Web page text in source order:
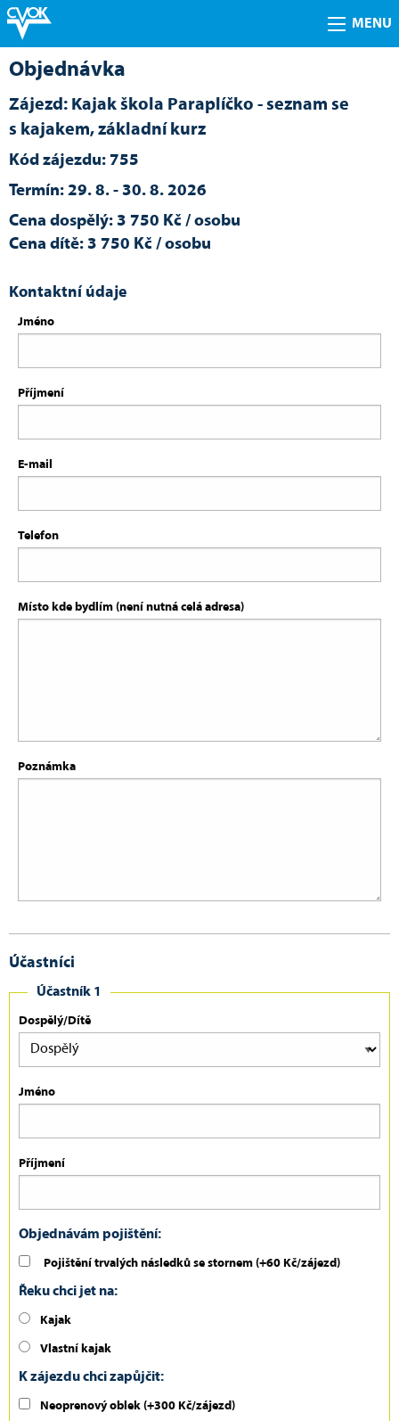
MENU
Objednávka
Zájezd: Kajak škola Paraplíčko - seznam se
s kajakem, základní kurz
Kód zájezdu: 755
Termín: 29. 8. - 30. 8. 2026
Cena dospělý: 3 750 Kč / osobu
Cena dítě: 3 750 Kč / osobu
Kontaktní údaje
Jméno
Příjmení
E-mail
Telefon
Místo kde bydlím (není nutná celá adresa)
Poznámka
Účastníci
Účastník 1
Dospělý/Dítě
Jméno
Příjmení
Objednávám pojištění:
Pojištění trvalých následků se stornem (+60 Kč/zájezd)
Řeku chci jet na:
Kajak
Vlastní kajak
K zájezdu chci zapůjčit:
Neoprenový oblek (+300 Kč/zájezd)